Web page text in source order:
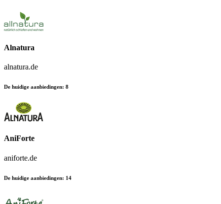
Alnatura
alnatura.de
De huidige aanbiedingen: 8
AniForte
aniforte.de
De huidige aanbiedingen: 14